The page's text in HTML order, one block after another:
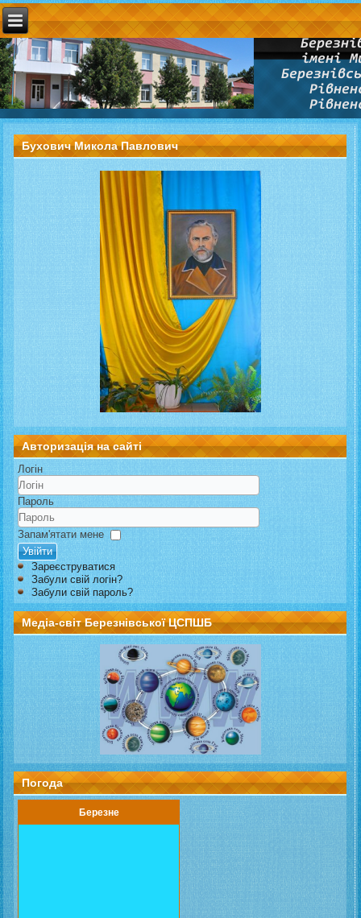
Бухович Микола Павлович
Авторизація на сайті
Логін
Пароль
Запам'ятати мене
Увійти
Зареєструватися
Забули свій логін?
Забули свій пароль?
Медіа-світ Березнівської ЦСПШБ
Погода
Березне